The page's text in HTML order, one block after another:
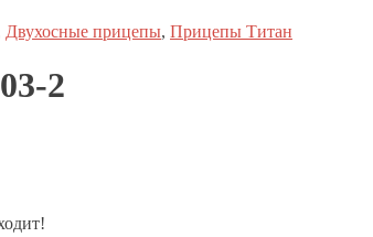
Двухосные прицепы, Прицепы Титан
2